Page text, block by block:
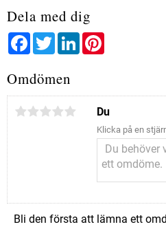
Dela med dig
FacebookTwitterLinkedIn
Omdömen
Du
Klicka på en
Bli den första att lämna ett